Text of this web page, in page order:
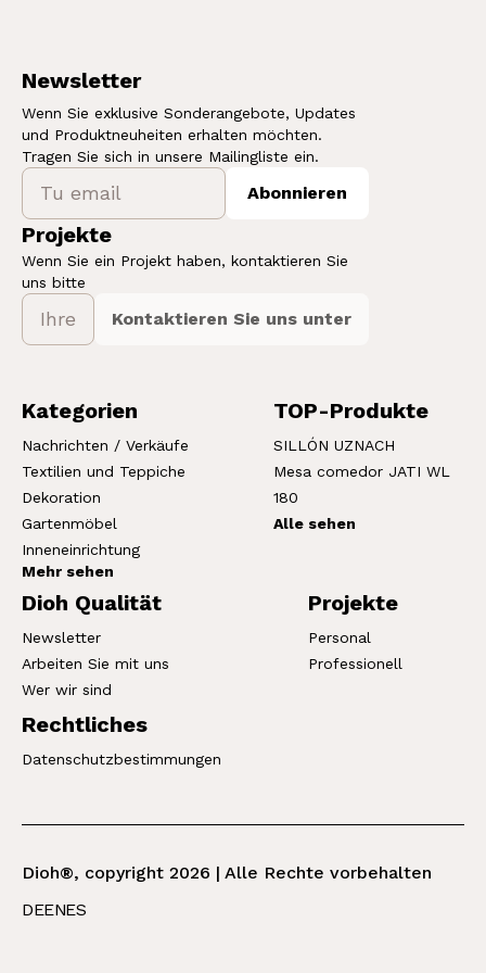
Newsletter
Wenn Sie exklusive Sonderangebote, Updates
und Produktneuheiten erhalten möchten.
Tragen Sie sich in unsere Mailingliste ein.
Abonnieren
Projekte
Wenn Sie ein Projekt haben, kontaktieren Sie
uns bitte
Kontaktieren Sie uns unter
Kategorien
Nachrichten / Verkäufe
Textilien und Teppiche
Dekoration
Gartenmöbel
Inneneinrichtung
Mehr sehen
TOP-Produkte
SILLÓN UZNACH
Mesa comedor JATI WL
180
Alle sehen
Dioh Qualität
Newsletter
Arbeiten Sie mit uns
Wer wir sind
Projekte
Personal
Professionell
Rechtliches
Datenschutzbestimmungen
Dioh®, copyright 2026 | Alle Rechte vorbehalten
DEENES